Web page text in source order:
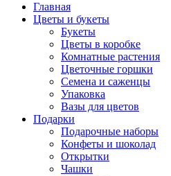
Главная
Цветы и букеты
Букеты
Цветы в коробке
Комнатные растения
Цветочные горшки
Семена и саженцы
Упаковка
Вазы для цветов
Подарки
Подарочные наборы
Конфеты и шоколад
Открытки
Чашки